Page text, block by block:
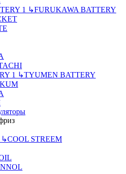
↳FURUKAWA BATTERY
↳TYUMEN BATTERY
↳COOL STREEM